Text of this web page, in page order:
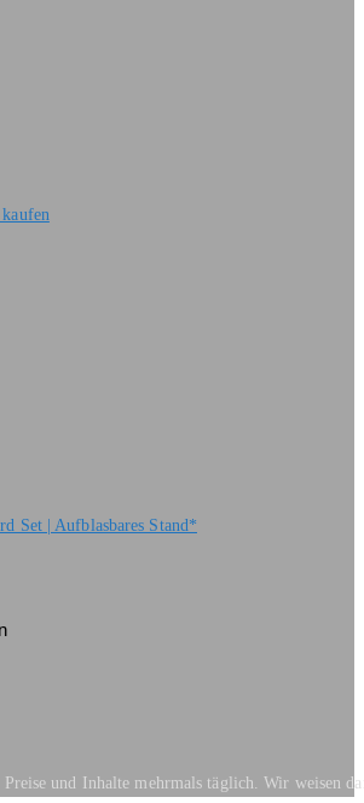
Set | Aufblasbares Stand*
und Inhalte mehrmals täglich. Wir weisen